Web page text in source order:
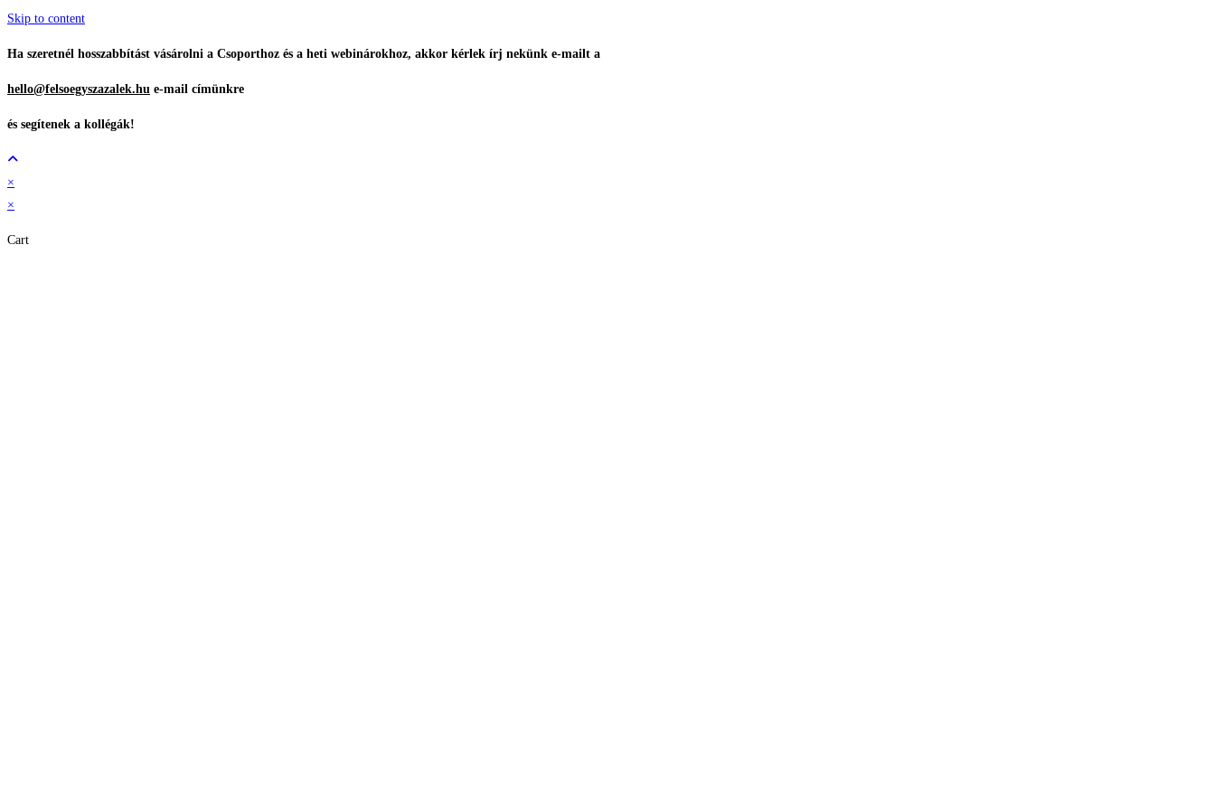
Skip to content
Ha szeretnél hosszabbítást vásárolni a Csoporthoz és a heti webinárokhoz, akkor kérlek írj nekünk e-mailt a
hello@felsoegyszazalek.hu e-mail címünkre
és segítenek a kollégák!
×
×
Cart